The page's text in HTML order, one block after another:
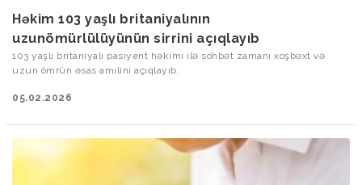
Həkim 103 yaşlı britaniyalının
uzunömürlülüyünün sirrini açıqlayıb
103 yaşlı britaniyalı pasiyent həkimi ilə söhbət zamanı xoşbəxt və
uzun ömrün əsas amilini açıqlayıb.
05.02.2026